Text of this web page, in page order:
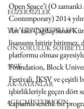
EGZERSİZLER
YEL TOZ PORTRELER
ON SORULUK
500K
AK-SAYANLAR
#GEÇMİŞTEBUGÜN
Open Space’i (O zamanki
Contemporary) 2014
Art’taki Çağdaş Sanat
lisansımı bitirir bitirmez,
platformu olması
Foundation, Block
Festivali, İKSV ve çeşitli
işbirlikleriyle geçen dört
kapsamlı senelik bir